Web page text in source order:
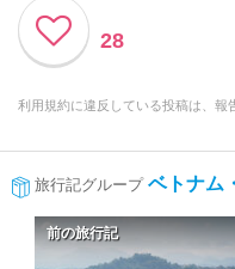
28
利用規約に違反している投稿は、報
旅行記グループ ベトナム
前の旅行記